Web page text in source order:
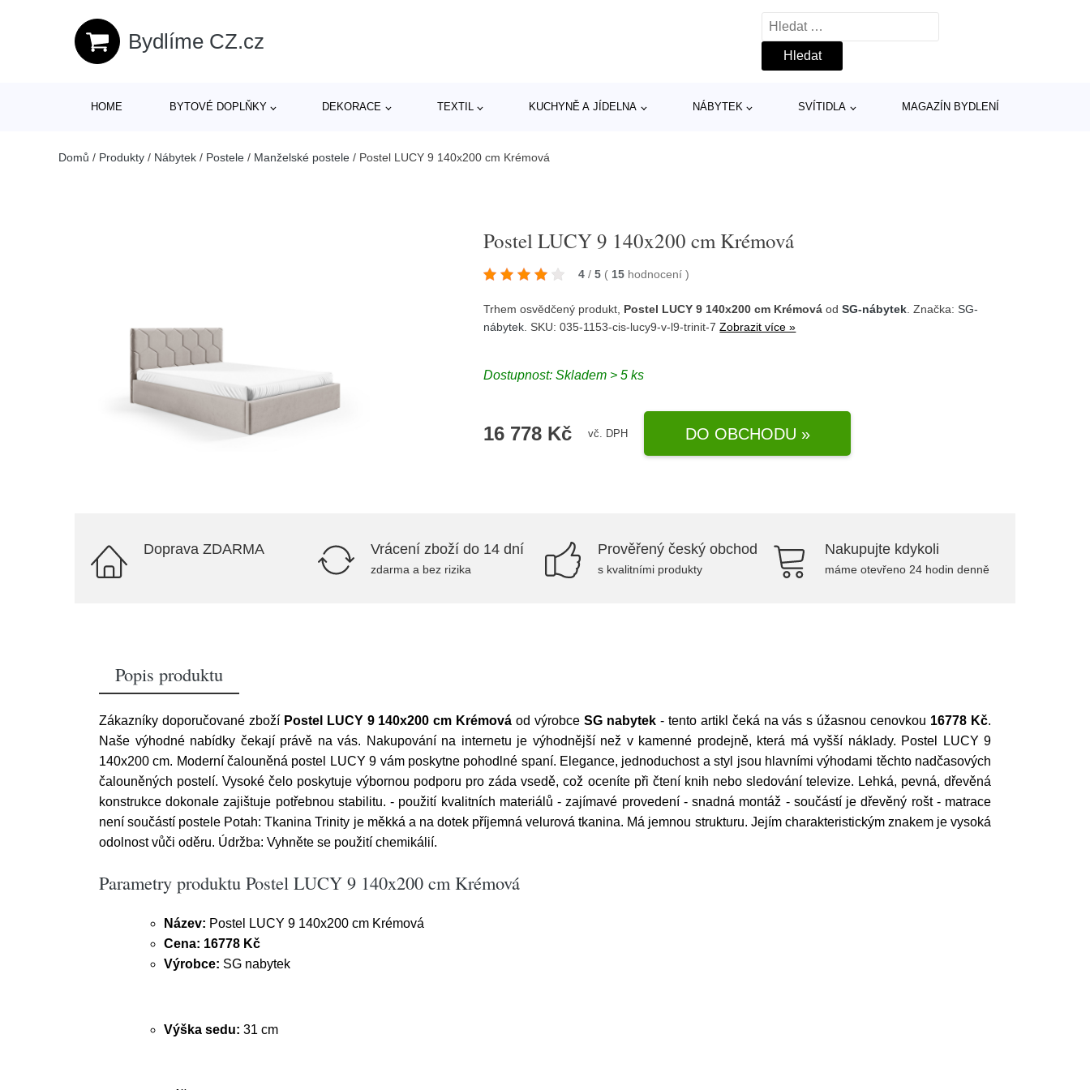
Bydlíme CZ.cz
Vyhledávání
HOME BYTOVÉ DOPLŇKY DEKORACE TEXTIL KUCHYNĚ A JÍDELNA NÁBYTEK SVÍTIDLA MAGAZÍN BYDLENÍ
Domů / Produkty / Nábytek / Postele / Manželské postele / Postel LUCY 9 140x200 cm Krémová
Postel LUCY 9 140x200 cm Krémová
4 / 5 ( 15 hodnocení)
Trhem osvědčený produkt, Postel LUCY 9 140x200 cm Krémová odSG-nábytek . Značka:SG-
nábytek . SKU: 035-1153-cis-lucy9-v-l9-trinit-7Zobrazit více »
Dostupnost:Skladem > 5 ks
16 778 Kč vč. DPH DO OBCHODU »
Doprava ZDARMA Vrácení zboží do 14 dní
zdarma a bez rizika
Prověřený český obchod
s kvalitními produkty
Nakupujte kdykoli
máme otevřeno 24 hodin denně
Popis produktu
Zákazníky doporučované zboží Postel LUCY 9 140x200 cm Krémová od výrobceSG nabytek - tento artikl čeká na vás s úžasnou cenovkou 16778 Kč.
Naše výhodné nabídky čekají právě na vás. Nakupování na internetu je výhodnější než v kamenné prodejně, která má vyšší náklady. Postel LUCY 9
140x200 cm. Moderní čalouněná postel LUCY 9 vám poskytne pohodlné spaní. Elegance, jednoduchost a styl jsou hlavními výhodami těchto nadčasových
čalouněných postelí. Vysoké čelo poskytuje výbornou podporu pro záda vsedě, což oceníte při čtení knih nebo sledování televize. Lehká, pevná, dřevěná
konstrukce dokonale zajištuje potřebnou stabilitu. - použití kvalitních materiálů - zajímavé provedení - snadná montáž - součástí je dřevěný rošt - matrace
není součástí postele Potah: Tkanina Trinity je měkká a na dotek příjemná velurová tkanina. Má jemnou strukturu. Jejím charakteristickým znakem je vysoká
odolnost vůči oděru. Údržba: Vyhněte se použití chemikálií.
Parametry produktu Postel LUCY 9 140x200 cm Krémová
Název: Postel LUCY 9 140x200 cm Krémová
Cena: 16778 Kč
Výrobce: SG nabytek
Výška sedu: 31 cm